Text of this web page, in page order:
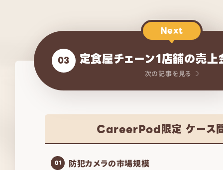
03
Next
定食屋チェーン1店舗の売
次の記事を見る
CareerPod限定 ケース
01 防犯カメラの市場規模